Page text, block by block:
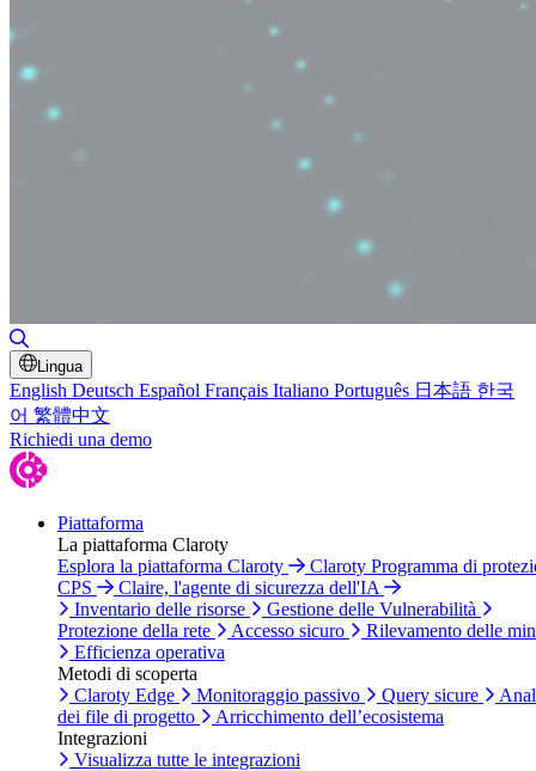
Lingua
English Deutsch Español Français Italiano Português 日本語 한국
어 繁體中文
Richiedi una demo
Piattaforma
La piattaforma Claroty
Esplora la piattaforma Claroty
Claroty Programma di
CPS
Claire, l'agente di sicurezza dell'IA
Inventario delle risorse
Gestione delle Vulnerabilità
Protezione della rete
Accesso sicuro
Rilevamento delle
Efficienza operativa
Metodi di scoperta
Claroty Edge
Monitoraggio passivo Query sicure
dei file di progetto
Arricchimento dell’ecosistema
Integrazioni
Visualizza tutte le integrazioni